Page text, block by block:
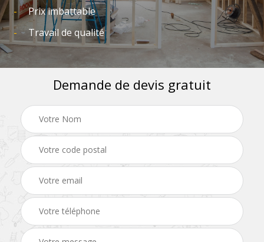
Prix imbattable
Travail de qualité
Demande de devis gratuit